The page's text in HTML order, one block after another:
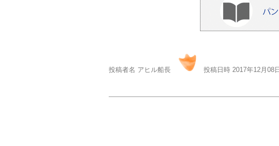
投稿者名 アヒル船長 投稿日時 2017年12月08日